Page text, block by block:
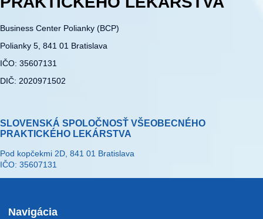
Business Center Polianky (BCP)
Polianky 5, 841 01 Bratislava
IČO: 35607131
DIČ: 2020971502
SLOVENSKÁ SPOLOČNOSŤ VŠEOBECNÉHO
PRAKTICKÉHO LEKÁRSTVA
Pod kopčekmi 2D, 841 01 Bratislava
IČO: 35607131
Navigácia